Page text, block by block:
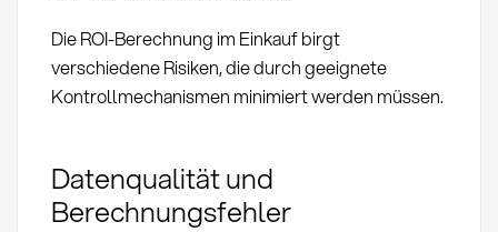
Die ROI-Berechnung im Einkauf birgt
verschiedene Risiken, die durch geeignete
Kontrollmechanismen minimiert werden müssen.
Datenqualität und
Berechnungsfehler